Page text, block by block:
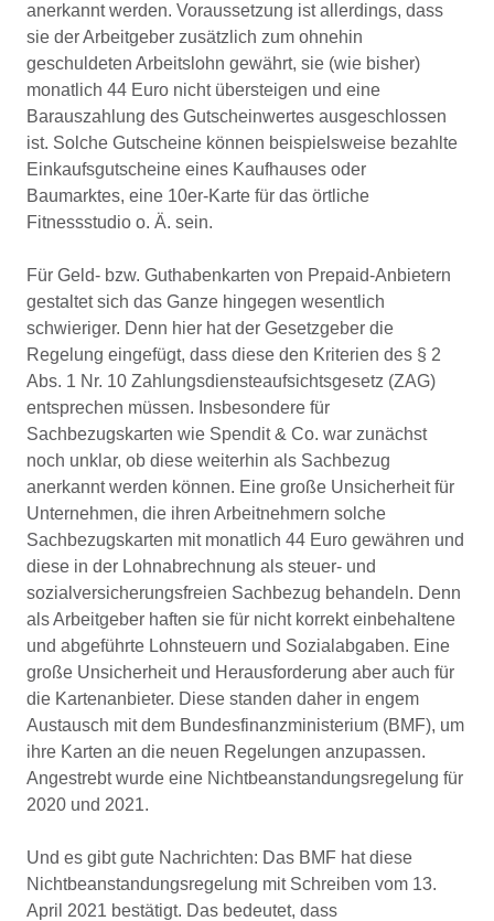
anerkannt werden. Voraussetzung ist allerdings, dass
sie der Arbeitgeber zusätzlich zum ohnehin
geschuldeten Arbeitslohn gewährt, sie (wie bisher)
monatlich 44 Euro nicht übersteigen und eine
Barauszahlung des Gutscheinwertes ausgeschlossen
ist. Solche Gutscheine können beispielsweise bezahlte
Einkaufsgutscheine eines Kaufhauses oder
Baumarktes, eine 10er-Karte für das örtliche
Fitnessstudio o. Ä. sein.
Für Geld- bzw. Guthabenkarten von Prepaid-Anbietern
gestaltet sich das Ganze hingegen wesentlich
schwieriger. Denn hier hat der Gesetzgeber die
Regelung eingefügt, dass diese den Kriterien des § 2
Abs. 1 Nr. 10 Zahlungsdiensteaufsichtsgesetz (ZAG)
entsprechen müssen. Insbesondere für
Sachbezugskarten wie Spendit & Co. war zunächst
noch unklar, ob diese weiterhin als Sachbezug
anerkannt werden können. Eine große Unsicherheit für
Unternehmen, die ihren Arbeitnehmern solche
Sachbezugskarten mit monatlich 44 Euro gewähren und
diese in der Lohnabrechnung als steuer- und
sozialversicherungsfreien Sachbezug behandeln. Denn
als Arbeitgeber haften sie für nicht korrekt einbehaltene
und abgeführte Lohnsteuern und Sozialabgaben. Eine
große Unsicherheit und Herausforderung aber auch für
die Kartenanbieter. Diese standen daher in engem
Austausch mit dem Bundesfinanzministerium (BMF), um
ihre Karten an die neuen Regelungen anzupassen.
Angestrebt wurde eine Nichtbeanstandungsregelung für
2020 und 2021.
Und es gibt gute Nachrichten: Das BMF hat diese
Nichtbeanstandungsregelung mit Schreiben vom 13.
April 2021 bestätigt. Das bedeutet, dass